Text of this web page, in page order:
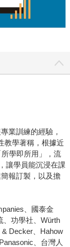
業訓練的經驗，
教學著稱，根據近
學即所用」，流
讓學員能沉浸在課
報訂製，以及擔
、國泰金
、功學社、Würth
Decker、Hahow
、台灣人